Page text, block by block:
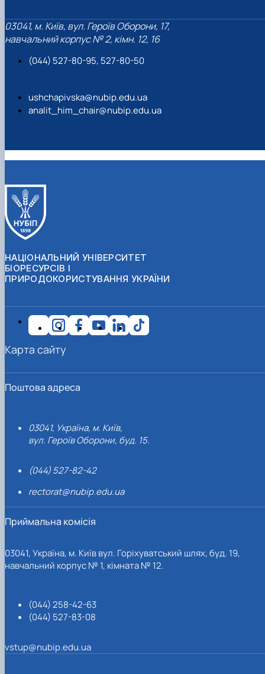
03041, м. Київ, вул. Героїв Оборони, 17,
навчальний корпус № 2, кімн. 12, 16
(044) 527-80-95, 527-80-50
ushchapivska@nubip.edu.ua
analit_him_chair@nubip.edu.ua
НАЦІОНАЛЬНИЙ УНІВЕРСИТЕТ
БІОРЕСУРСІВ І
ПРИРОДОКОРИСТУВАННЯ УКРАЇНИ
Поштова адреса
03041, Україна, м. Київ,
вул. Героїв Оборони, буд. 15.
(044) 527-82-42
rectorat@nubip.edu.ua
Приймальна комісія
03041, Україна, м. Київ вул. Горіхуватський шлях, буд. 19,
навчальний корпус № 1, кімната № 12.
(044) 258-42-63
(044) 527-83-08
vstup@nubip.edu.ua
Карта сайту